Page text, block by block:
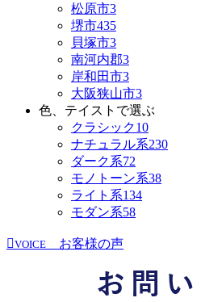
松原市3
堺市435
貝塚市3
南河内郡3
岸和田市3
大阪狭山市3
色、テイストで選ぶ
クラシック10
ナチュラル系230
ダーク系72
モノトーン系38
ライト系134
モダン系58
VOICE お客様の声